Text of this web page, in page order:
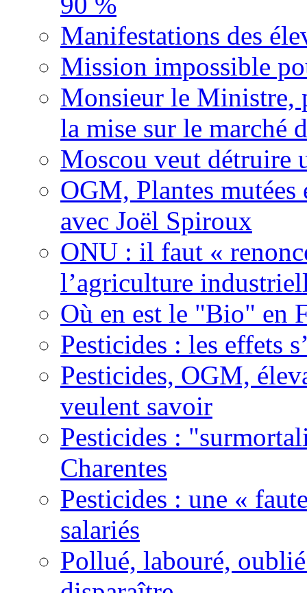
Manifestations des
Mission impossible
Monsieur le Ministre,
la mise sur le marché
Moscou veut détruire
OGM, Plantes
avec Joël Spiroux
ONU : il faut «
l’agriculture
Où en est le "Bio" en
Pesticides : les effets
Pesticides, OGM,
veulent savoir
Pesticides :
Charentes
Pesticides : une «
salariés
Pollué, labouré,